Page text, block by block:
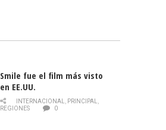
Smile fue el film más visto
en EE.UU.
INTERNACIONAL, PRINCIPAL,
REGIONES
0